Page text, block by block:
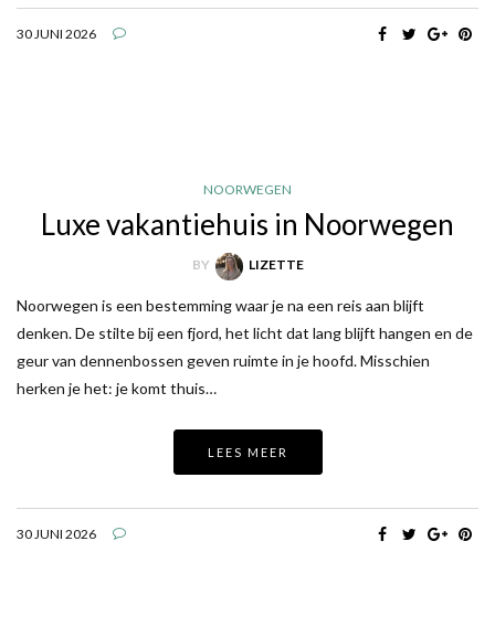
30 JUNI 2026
NOORWEGEN
Luxe vakantiehuis in Noorwegen
BY LIZETTE
Noorwegen is een bestemming waar je na een reis aan blijft
denken. De stilte bij een fjord, het licht dat lang blijft hangen en de
geur van dennenbossen geven ruimte in je hoofd. Misschien
herken je het: je komt thuis…
LEES MEER
30 JUNI 2026